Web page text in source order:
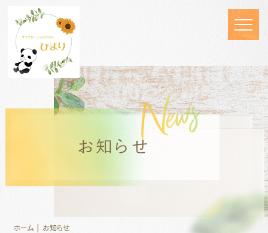
お知らせ
ホーム お知らせ